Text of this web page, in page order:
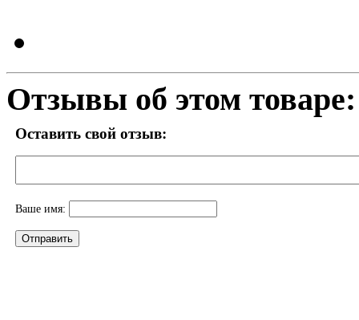
Отзывы об этом товаре:
Оставить свой отзыв:
Ваше имя: